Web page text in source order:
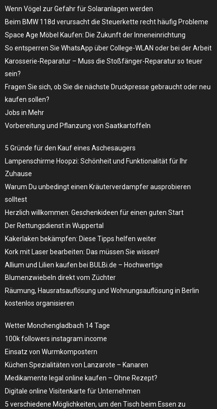
Wenn Vögel zur Gefahr für Solaranlagen werden
Beim BMW 118d verursacht die Steuerkette recht häufig Probleme
Space Age Möbel Kaufen: Die Zukunft der Inneneinrichtung
So entsperren Sie WhatsApp über College-WLAN oder bei der Arbeit
Karosserie-Reparatur – Muss die Stoßfänger-Reparatur so teuer
sein?
Fragen Sie sich, ob Sie die nächste Druckpresse gebraucht oder neu
kaufen sollen?
Jobs in Mehr
Vorbereitung und Pflanzung von Saatkartoffeln
5 Gründe für den Kauf eines Aschesaugers
Lampenschirme Hoopzi: Schönheit und Funktionalität für Ihr
Zuhause
Warum Du unbedingt einen Kräuterverdampfer ausprobieren
solltest
Herzlich willkommen: Geschenkideen für einen guten Start
Der Rettungsdienst in Wuppertal
Kakerlaken bekämpfen: Diese Tipps helfen weiter
Kork mit Laser bearbeiten: Das müssen Sie wissen!
Allium und Lilien kaufen bei BULBi.de – Hochwertige
Blumenzwiebeln direkt vom Züchter
Räumung, Hausratsauflösung und Wohnungsauflösung in Berlin
kostenlos organisieren
Wetter Monchengladbach 14 Tage
100k followers instagram income
Einsatz von Wurmkompostern
Küchen Spezialitäten von Lanzarote – Kanaren
Medikamente legal online kaufen – Ohne Rezept?
Digitale online Visitenkarte für Unternehmen
5 verschiedene Möglichkeiten, um den Tisch beim Essen zu